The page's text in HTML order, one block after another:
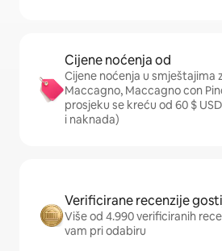
Cijene noćenja od
Cijene noćenja u smještajima
Maccagno, Maccagno con
prosjeku se kreću od 60 $
i naknada)
Verificirane recenzije
Više od 4.990 verificiranih
vam pri odabiru